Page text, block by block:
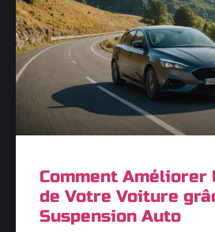
Comment Améliorer
de Votre Voiture
Suspension Auto